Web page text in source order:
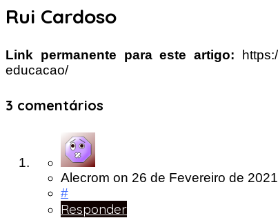
Rui Cardoso
Link permanente para este artigo:
educacao/
3 comentários
Alecrom on 26 de Fevereiro de 2021
#
Responder